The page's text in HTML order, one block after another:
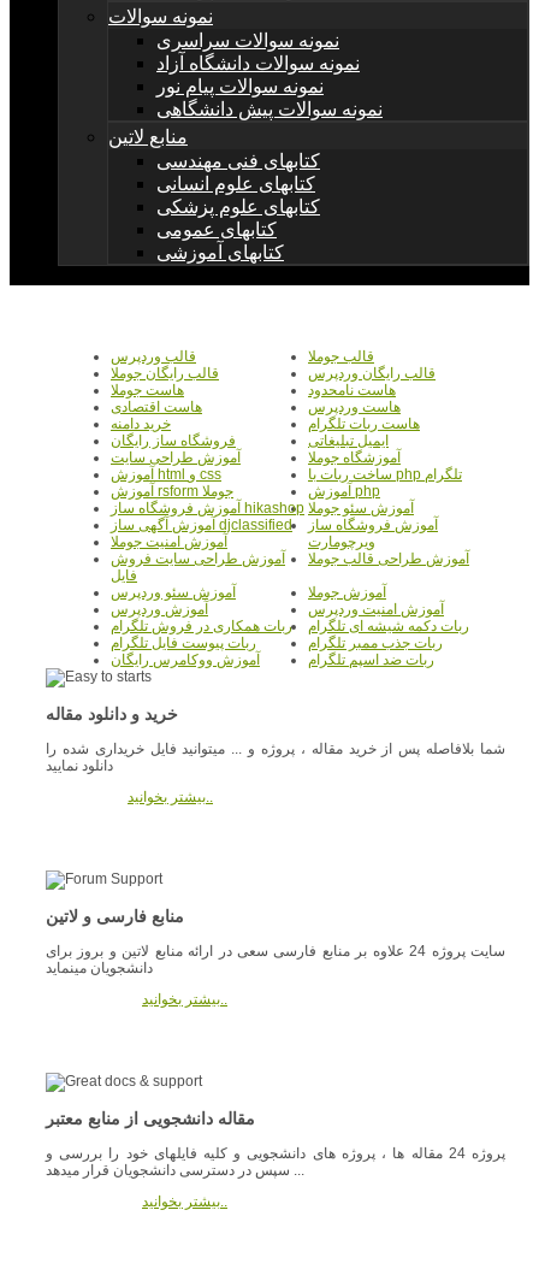
نمونه سوالات
نمونه سوالات سراسری
نمونه سوالات دانشگاه آزاد
نمونه سوالات پیام نور
نمونه سوالات پیش دانشگاهی
منابع لاتین
کتابهای فنی مهندسی
کتابهای علوم انسانی
کتابهای علوم پزشکی
کتابهای عمومی
کتابهای آموزشی
قالب جوملا
قالب وردپرس
قالب رایگان وردپرس
قالب رایگان جوملا
هاست نامحدود
هاست جوملا
هاست وردپرس
هاست اقتصادی
هاست ربات تلگرام
خرید دامنه
ایمیل تبلیغاتی
فروشگاه ساز رایگان
آموزشگاه جوملا
آموزش طراحی سایت
ساخت ربات با php تلگرام
آموزش html و css
آموزش php
آموزش rsform جوملا
آموزش سئو جوملا آموزش فروشگاه ساز hikashop
آموزش فروشگاه ساز
ویرچومارت
آموزش آگهی ساز djclassified
آموزش امنیت جوملا
آموزش طراحی قالب جوملا
آموزش طراحی سایت فروش
فایل
آموزش جوملا
آموزش سئو وردپرس
آموزش امنیت وردپرس
آموزش وردپرس
ربات دکمه شیشه ای تلگرام
ربات همکاری در فروش تلگرام
ربات جذب ممبر تلگرام
ربات پیوست فایل تلگرام
ربات ضد اسپم تلگرام
آموزش ووکامرس رایگان
خرید و دانلود مقاله
شما بلافاصله پس از خرید مقاله ، پروژه و ... میتوانید فایل خریداری شده را
دانلود نمایید
بیشتر بخوانید..
منابع فارسی و لاتین
سایت پروژه 24 علاوه بر منابع فارسی سعی در ارائه منابع لاتین و بروز برای
دانشجویان مینماید
بیشتر بخوانید..
مقاله دانشجویی از منابع معتبر
پروژه 24 مقاله ها ، پروژه های دانشجویی و کلیه فایلهای خود را بررسی و
سپس در دسترسی دانشجویان قرار میدهد ...
بیشتر بخوانید..